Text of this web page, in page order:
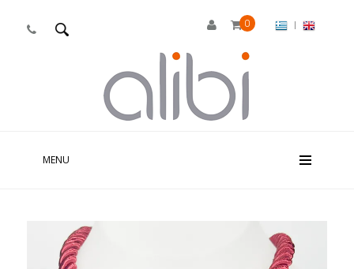
 0 |
MENU